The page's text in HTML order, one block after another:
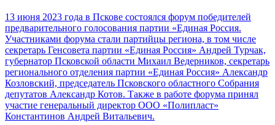
13 июня 2023 года в Пскове состоялся форум победителей
предварительного голосования партии «Единая Россия.
Участниками форума стали партийцы региона, в том числе
секретарь Генсовета партии «Единая Россия» Андрей Турчак,
губернатор Псковской области Михаил Ведерников, секретарь
регионального отделения партии «Единая Россия» Александр
Козловский, председатель Псковского областного Собрания
депутатов Александр Котов. Также в работе форума принял
участие генеральный директор ООО «Полипласт»
Константинов Андрей Витальевич.